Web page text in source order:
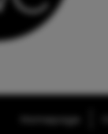
Homepage